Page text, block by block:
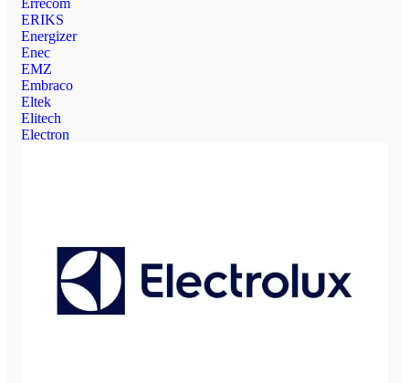
Errecom
ERIKS
Energizer
Enec
EMZ
Embraco
Eltek
Elitech
Electron